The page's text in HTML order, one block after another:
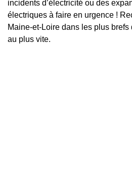
incidents d’électricité ou des
électriques à faire en urgence !
Maine-et-Loire dans les plus
au plus vite.